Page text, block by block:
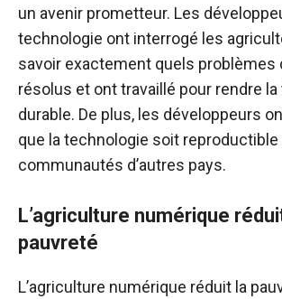
un avenir prometteur. Les
technologie ont interrogé les
savoir exactement quels problèmes
résolus et ont travaillé pour rendre
durable. De plus, les développeurs
que la technologie soit reproductible
communautés d’autres pays.
L’agriculture numérique
pauvreté
L’agriculture numérique réduit la